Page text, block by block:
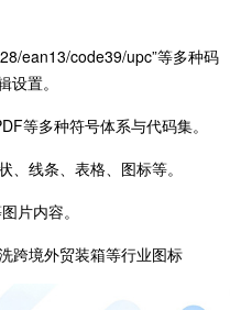
ean13/code39/upc”等多种码
置。
等多种符号体系与代码集。
线条、表格、图标等。
片内容。
境外贸装箱等行业图标